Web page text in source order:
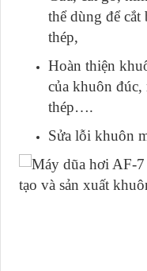
thể dùng để cắt
thép,
Hoàn thiện
của khuôn
thép….
Sửa lỗi khuôn